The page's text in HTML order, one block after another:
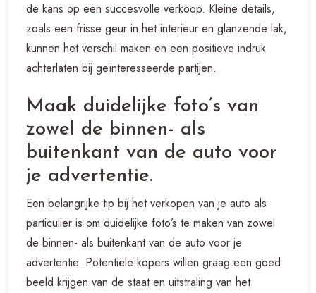
de kans op een succesvolle verkoop. Kleine details,
zoals een frisse geur in het interieur en glanzende lak,
kunnen het verschil maken en een positieve indruk
achterlaten bij geïnteresseerde partijen.
Maak duidelijke foto’s van
zowel de binnen- als
buitenkant van de auto voor
je advertentie.
Een belangrijke tip bij het verkopen van je auto als
particulier is om duidelijke foto’s te maken van zowel
de binnen- als buitenkant van de auto voor je
advertentie. Potentiële kopers willen graag een goed
beeld krijgen van de staat en uitstraling van het